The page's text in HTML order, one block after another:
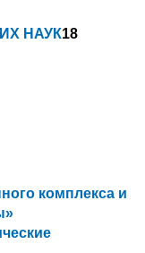
НАУК18
комплекса и